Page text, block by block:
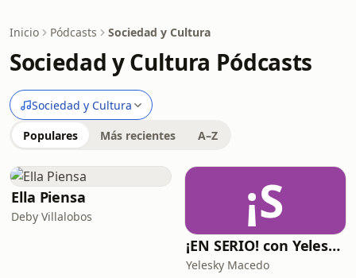
Inicio Pódcasts Sociedad y Cultura
Sociedad y Cultura Pódcasts
Sociedad y Cultura
Populares Más recientes A–Z
Ella Piensa
Deby Villalobos ¡S
¡EN SERIO! con Yelesky
Yelesky Macedo